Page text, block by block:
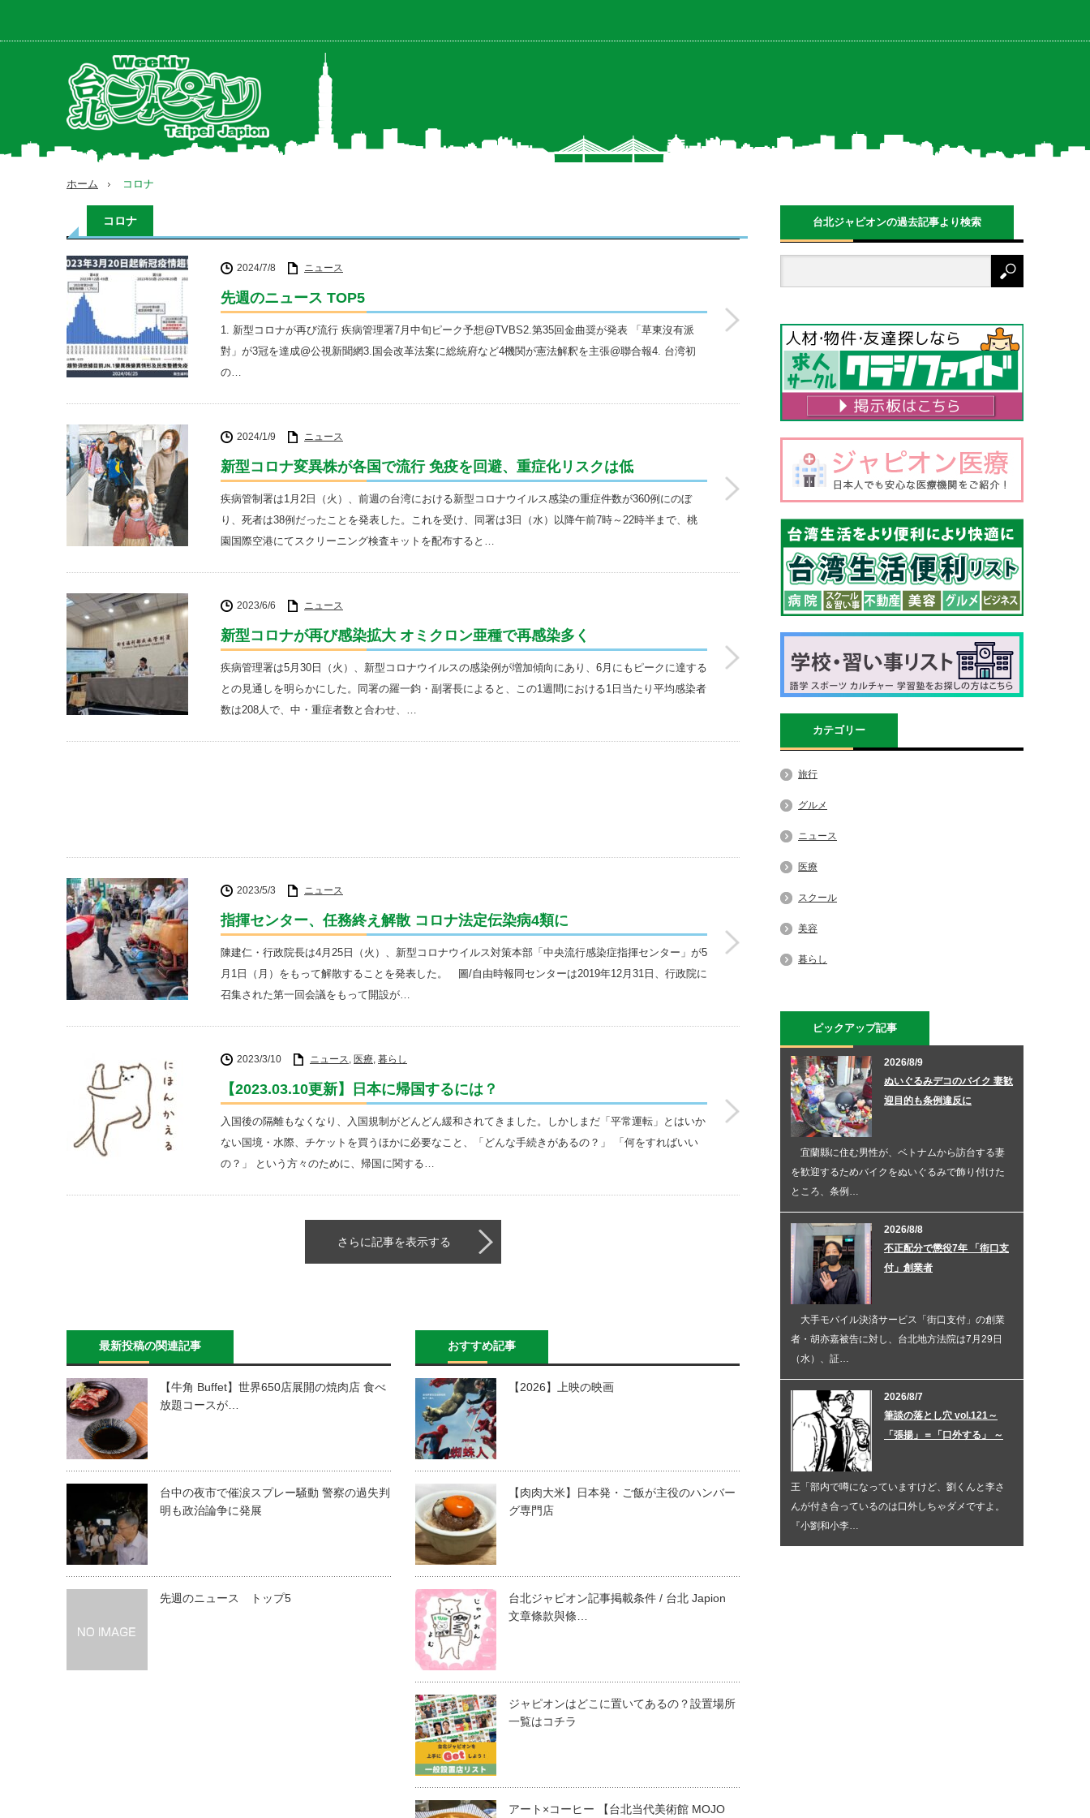
ホーム コロナ
コロナ
2024/7/8 ニュース
先週のニュース TOP5
1. 新型コロナが再び流行 疾病管理署7月中旬ピーク予想@TVBS2.第35回金曲奨が発表 「草東沒有派
對」が3冠を達成@公視新聞網3.国会改革法案に総統府など4機関が憲法解釈を主張@聯合報4. 台湾初
の…
2024/1/9 ニュース
新型コロナ変異株が各国で流行 免疫を回避、重症化リスクは低
疾病管制署は1月2日（火）、前週の台湾における新型コロナウイルス感染の重症件数が360例にのぼ
り、死者は38例だったことを発表した。これを受け、同署は3日（水）以降午前7時～22時半まで、桃
園国際空港にてスクリーニング検査キットを配布すると…
2023/6/6 ニュース
新型コロナが再び感染拡大 オミクロン亜種で再感染多く
疾病管理署は5月30日（火）、新型コロナウイルスの感染例が増加傾向にあり、6月にもピークに達する
との見通しを明らかにした。同署の羅一鈞・副署長によると、この1週間における1日当たり平均感染者
数は208人で、中・重症者数と合わせ、…
2023/5/3 ニュース
指揮センター、任務終え解散 コロナ法定伝染病4類に
陳建仁・行政院長は4月25日（火）、新型コロナウイルス対策本部「中央流行感染症指揮センター」が5
月1日（月）をもって解散することを発表した。 圖/自由時報同センターは2019年12月31日、行政院に
召集された第一回会議をもって開設が…
2023/3/10 ニュース, 医療, 暮らし
【2023.03.10更新】日本に帰国するには？
入国後の隔離もなくなり、入国規制がどんどん緩和されてきました。しかしまだ「平常運転」とはいか
ない国境・水際、チケットを買うほかに必要なこと、「どんな手続きがあるの？」 「何をすればいい
の？」 という方々のために、帰国に関する…
さらに記事を表示する
最新投稿の関連記事
【牛角 Buffet】世界650店展開の焼肉店 食べ
放題コースが…
台中の夜市で催涙スプレー騒動 警察の過失判
明も政治論争に発展
先週のニュース トップ5
おすすめ記事
【2026】上映の映画
【肉肉大米】日本発・ご飯が主役のハンバー
グ専門店
台北ジャピオン記事掲載条件 / 台北 Japion
文章條款與條…
ジャピオンはどこに置いてあるの？設置場所
一覧はコチラ
アート×コーヒー 【台北当代美術館 MOJO
台北ジャピオンの過去記事より検索
カテゴリー
旅行
グルメ
ニュース
医療
スクール
美容
暮らし
ピックアップ記事
2026/8/9
ぬいぐるみデコのバイク 妻歓
迎目的も条例違反に
宜蘭縣に住む男性が、ベトナムから訪台する妻
を歓迎するためバイクをぬいぐるみで飾り付けた
ところ、条例…
2026/8/8
不正配分で懲役7年 「街口支
付」創業者
大手モバイル決済サービス「街口支付」の創業
者・胡亦嘉被告に対し、台北地方法院は7月29日
（水）、証…
2026/8/7
筆談の落とし穴 vol.121～
「張揚」＝「口外する」 ～
王「部内で噂になっていますけど、劉くんと李さ
んが付き合っているのは口外しちゃダメですよ。
『小劉和小李…